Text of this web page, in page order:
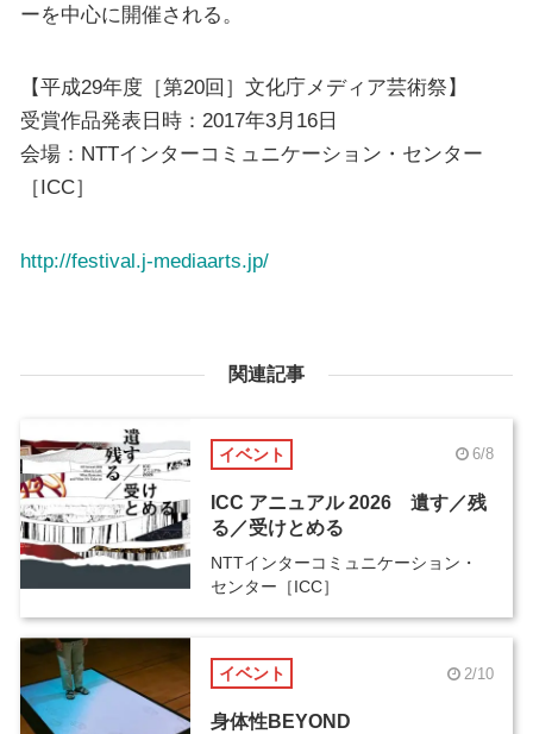
ーを中心に開催される。
【平成29年度［第20回］文化庁メディア芸術祭】
受賞作品発表日時：2017年3月16日
会場：NTTインターコミュニケーション・センター
［ICC］
http://festival.j-mediaarts.jp/
関連記事
イベント 6/8
ICC アニュアル 2026 遺す／残
る／受けとめる
NTTインターコミュニケーション・
センター［ICC］
イベント 2/10
身体性BEYOND